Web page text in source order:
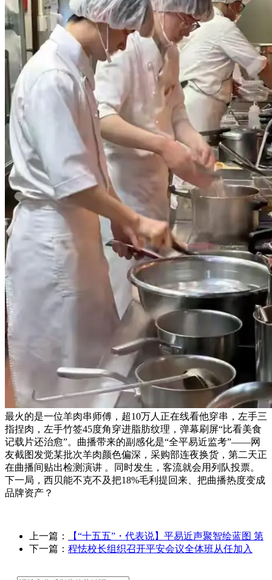
最火的是一位羊肉串师傅，超10万人正在线看他穿串，左手三
指捏肉，左手竹签45度角穿进脂肪纹理，弹幕刷屏“比看美食
记载片还治愈”。曲播带来的副感化是“全平易近监考”——网
友截图发觉某批次羊肉颜色偏深，采购部连夜换货，第二天正
在曲播间贴出检测演讲 。同时发生，客流就会用列队投票。
下一局，西贝能不克不及把18%毛利提回来、把曲播热度变成
品牌资产？
上一篇：
【“十五五”・代表说】平易近声聚智绘蓝图 第
下一篇： 程怯校长组织召开平安会议全体班从任加入